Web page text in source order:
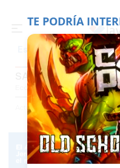
Es noticia Precio luz
SALUD
EconomíaSociedad
Actualidad Salud
TE PODRÍA